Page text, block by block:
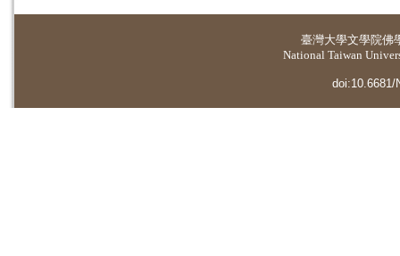
臺灣大學文學院佛
National Taiwan
doi:10.6681/